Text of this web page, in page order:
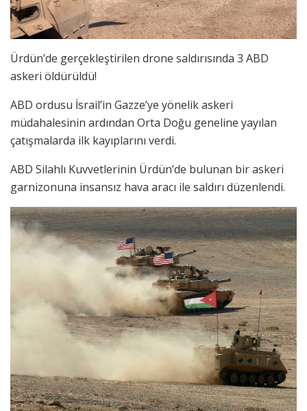
Ürdün’de gerçekleştirilen drone saldırısında 3 ABD
askeri öldürüldü!
ABD ordusu İsrail’in Gazze’ye yönelik askeri
müdahalesinin ardından Orta Doğu geneline yayılan
çatışmalarda ilk kayıplarını verdi.
ABD Silahlı Kuvvetlerinin Ürdün’de bulunan bir askeri
garnizonuna insansız hava aracı ile saldırı düzenlendi.